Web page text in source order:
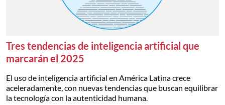
Tres tendencias de inteligencia artificial que
marcarán el 2025
El uso de inteligencia artificial en América Latina crece
aceleradamente, con nuevas tendencias que buscan equilibrar
la tecnología con la autenticidad humana.